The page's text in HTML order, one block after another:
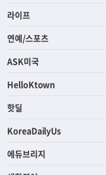
라이프
연예/스포츠
ASK미국
HelloKtown
핫딜
KoreaDailyUs
에듀브리지